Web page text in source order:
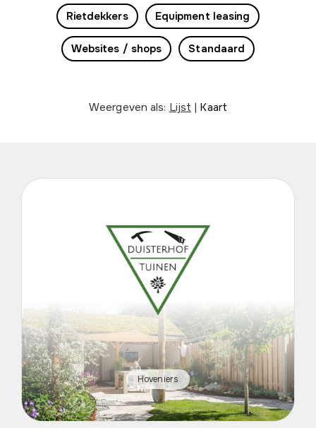
Rietdekkers Equipment leasing
Websites / shops Standaard
Weergeven als: Lijst | Kaart
Hoveniers